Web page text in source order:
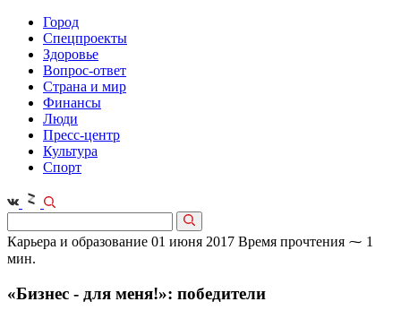
Город
Спецпроекты
Здоровье
Вопрос-ответ
Страна и мир
Финансы
Люди
Пресс-центр
Культура
Спорт
Карьера и образование 01 июня 2017 Время прочтения ⁓ 1
мин.
«Бизнес - для меня!»: победители